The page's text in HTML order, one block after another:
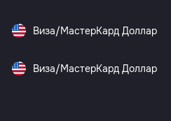
Виза/МастерКард Доллар
Виза/МастерКард Доллар